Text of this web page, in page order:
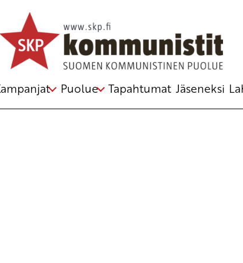
Puolue Tapahtumat Jäseneksi
Avainsana
internationaali